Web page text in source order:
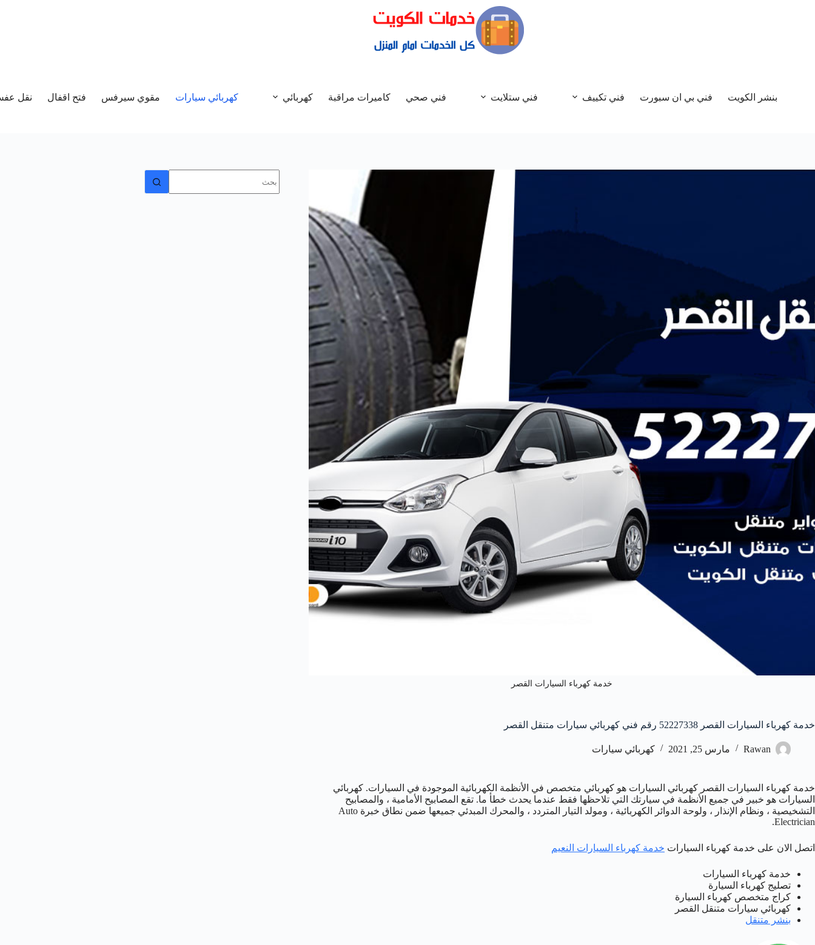
بنشر الكويت فني بي ان سبورت فني تكييف فني ستلايت فني صحي كاميرات مراقبة كهربائي كهربائي سيارات مقوي سيرفس فتح اقفال نقل
خدمة كهرباء السيارات القصر
خدمة كهرباء السيارات القصر 52227338 رقم فني كهربائي سيارات متنقل القصر
Rawan مارس 25, 2021 كهربائي سيارات
خدمة كهرباء السيارات القصر كهربائي السيارات هو كهربائي متخصص في الأنظمة الكهربائية الموجودة في السيارات. كهربائي
السيارات هو خبير في جميع الأنظمة في سيارتك التي تلاحظها فقط عندما يحدث خطأ ما. تقع المصابيح الأمامية ، والمصابيح
التشخيصية ، ونظام الإنذار ، ولوحة الدوائر الكهربائية ، ومولد التيار المتردد ، والمحرك المبدئي جميعها ضمن نطاق خبرة Auto
Electrician.
اتصل الان على خدمة كهرباء السيارات خدمة كهرباء السيارات النعيم
خدمة كهرباء السيارات
تصليج كهرباء السيارة
كراج متخصص كهرباء السيارة
كهربائي سيارات متنقل القصر
بنشر متنقل